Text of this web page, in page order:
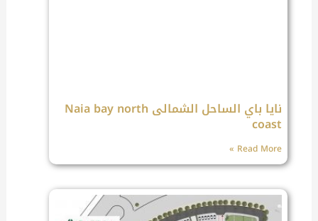
نايا باي الساحل الشمالى Naia bay north
coast
Read More »